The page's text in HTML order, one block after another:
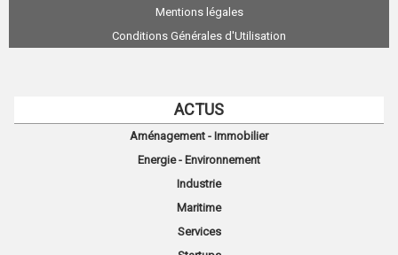
Mentions légales
Conditions Générales d'Utilisation
ACTUS
Aménagement - Immobilier
Energie - Environnement
Industrie
Maritime
Services